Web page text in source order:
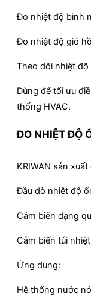
Đo nhiệt độ bình
Đo nhiệt độ gió
Theo dõi nhiệt
Dùng để tối ưu
thống HVAC.
ĐO NHIỆT ĐỘ
KRIWAN sản
Đầu dò nhiệt độ
Cảm biến dạng
Cảm biến túi
Ứng dụng:
Hệ thống nước